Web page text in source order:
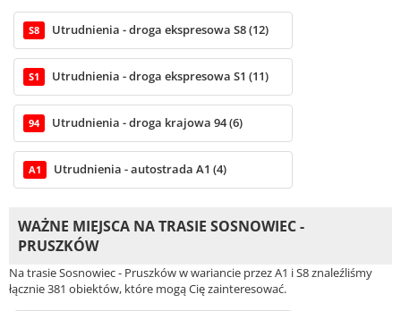
S8 Utrudnienia - droga ekspresowa S8 (12)
S1 Utrudnienia - droga ekspresowa S1 (11)
94 Utrudnienia - droga krajowa 94 (6)
A1 Utrudnienia - autostrada A1 (4)
WAŻNE MIEJSCA NA TRASIE SOSNOWIEC -
PRUSZKÓW
Na trasie Sosnowiec - Pruszków w wariancie przez A1 i S8 znaleźliśmy
łącznie 381 obiektów, które mogą Cię zainteresować.